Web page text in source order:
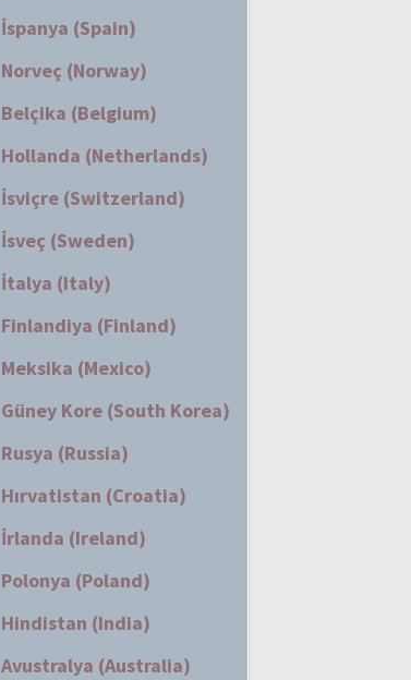
İspanya (Spain)
Norveç (Norway)
Belçika (Belgium)
Hollanda (Netherlands)
İsviçre (Switzerland)
İsveç (Sweden)
İtalya (Italy)
Finlandiya (Finland)
Meksika (Mexico)
Güney Kore (South Korea)
Rusya (Russia)
Hırvatistan (Croatia)
İrlanda (Ireland)
Polonya (Poland)
Hindistan (India)
Avustralya (Australia)